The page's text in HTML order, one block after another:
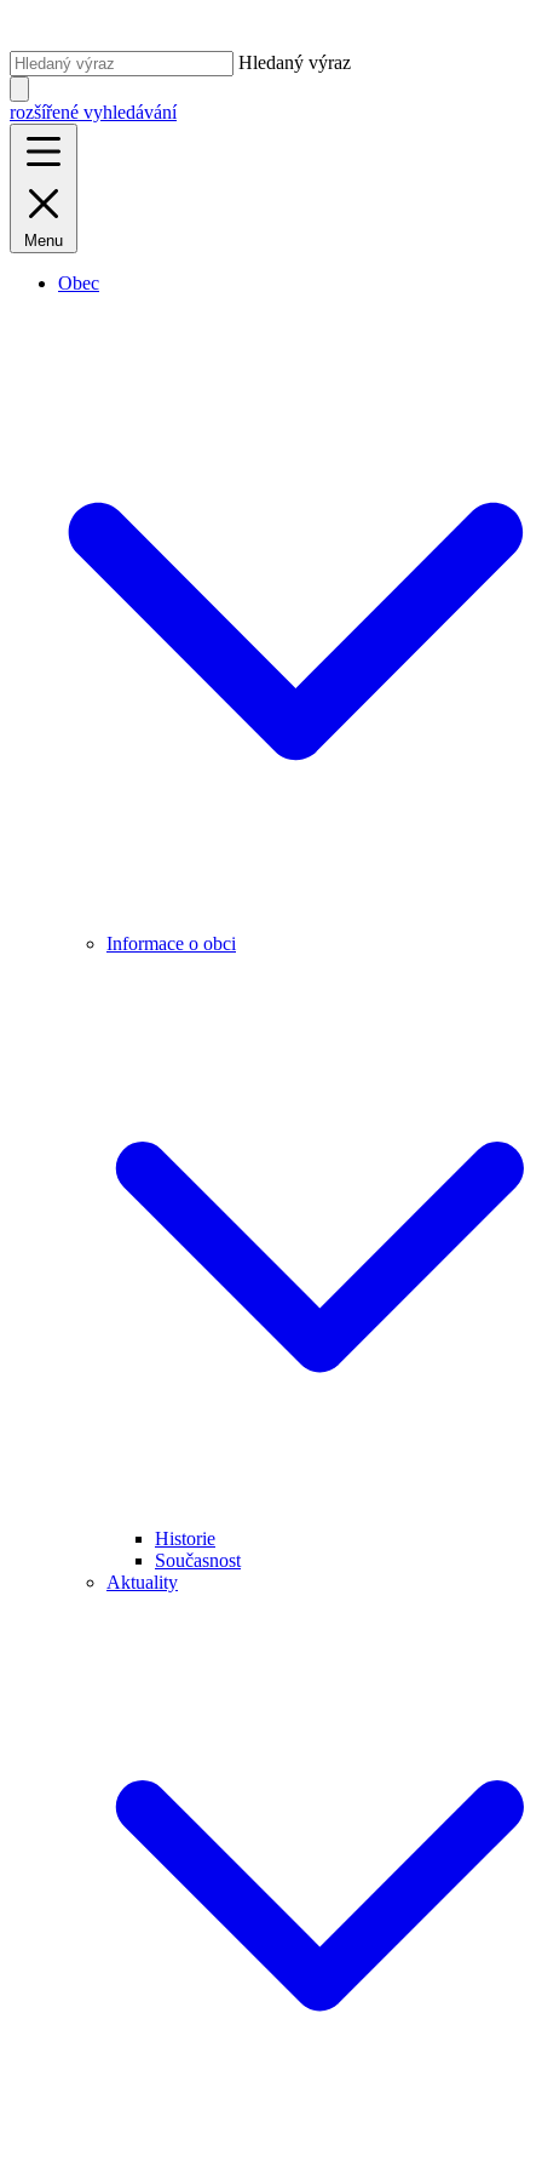
Hledaný výraz
rozšířené vyhledávání
Menu
Obec
Informace o obci
Historie
Současnost
Aktuality